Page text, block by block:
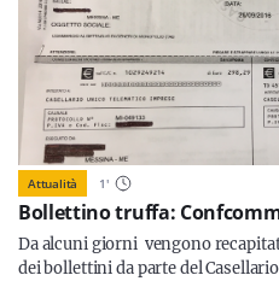
Attualità 1'
Bollettino truffa:
Da alcuni giorni vengono
dei bollettini da parte del